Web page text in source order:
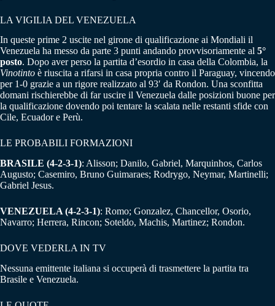
LA VIGILIA DEL VENEZUELA
In queste prime 2 uscite nel girone di qualificazione ai Mondiali il
Venezuela ha messo da parte 3 punti andando provvisoriamente al 5°
posto. Dopo aver perso la partita d’esordio in casa della Colombia, la
Vinotinto è riuscita a rifarsi in casa propria contro il Paraguay, vincendo
per 1-0 grazie a un rigore realizzato al 93′ da Rondon. Una sconfitta
domani rischierebbe di far uscire il Venezuela dalle posizioni buone per
la qualificazione dovendo poi tentare la scalata nelle restanti sfide con
Cile, Ecuador e Perù.
LE PROBABILI FORMAZIONI
BRASILE (4-2-3-1): Alisson; Danilo, Gabriel, Marquinhos, Carlos
Augusto; Casemiro, Bruno Guimaraes; Rodrygo, Neymar, Martinelli;
Gabriel Jesus.
VENEZUELA (4-2-3-1): Romo; Gonzalez, Chancellor, Osorio,
Navarro; Herrera, Rincon; Soteldo, Machis, Martinez; Rondon.
DOVE VEDERLA IN TV
Nessuna emittente italiana si occuperà di trasmettere la partita tra
Brasile e Venezuela.